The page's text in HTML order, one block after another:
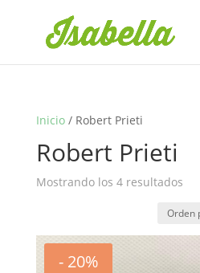
Inicio/ Robert Prieti
Robert Prieti
Mostrando los 4 resultados
- 20%